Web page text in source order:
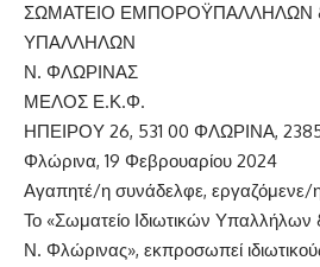
ΣΩΜΑΤΕΙΟ ΕΜΠΟΡΟΫΠΑΛΛΗΛΩΝ &
ΥΠΑΛΛΗΛΩΝ
Ν. ΦΛΩΡΙΝΑΣ
ΜΕΛΟΣ Ε.Κ.Φ.
ΗΠΕΙΡΟΥ 26, 531 00 ΦΛΩΡΙΝΑ,
Φλώρινα, 19 Φεβρουαρίου 2024
Αγαπητέ/η συνάδελφε, εργαζόμενε/η
Το «Σωματείο Ιδιωτικών
Ν. Φλώρινας», εκπροσωπεί